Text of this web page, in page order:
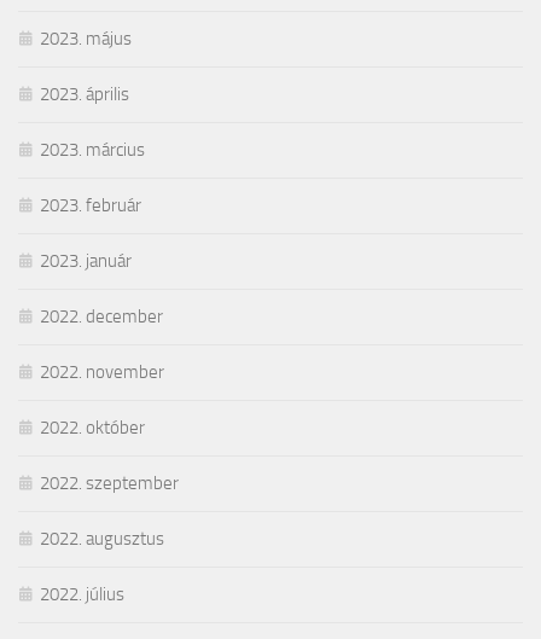
2023. május
2023. április
2023. március
2023. február
2023. január
2022. december
2022. november
2022. október
2022. szeptember
2022. augusztus
2022. július